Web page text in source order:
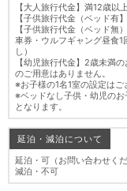
【大人旅行代金】満12歳以
【子供旅行代金（ベッド有
【子供旅行代金（ベッド
車券・ウルフギャング昼食
し）
【幼児旅行代金】2歳未満
のご用意はありません。
※お子様の1名1室の設定はご
※ベッドなし子供・幼児の
となります。
延泊・減泊について
延泊・可（お問い合わせく
減泊・不可